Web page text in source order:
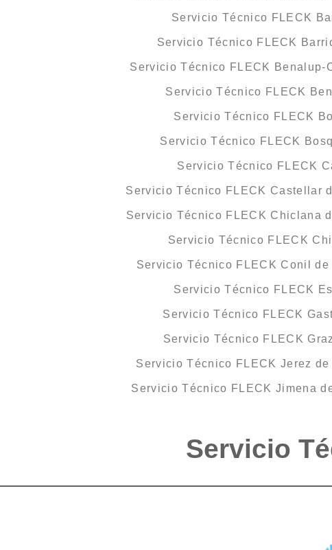
Servicio Técnico FLECK
Servicio Técnico FLECK
Servicio Técnico FLECK Benalup-
Servicio Técnico FLECK
Servicio Técnico FLECK
Servicio Técnico FLECK
Servicio Técnico FLECK
Servicio Técnico FLECK Castellar
Servicio Técnico FLECK Chiclana
Servicio Técnico FLECK
Servicio Técnico FLECK Conil de
Servicio Técnico FLECK
Servicio Técnico FLECK
Servicio Técnico FLECK
Servicio Técnico FLECK Jerez de
Servicio Técnico FLECK Jimena
Servicio